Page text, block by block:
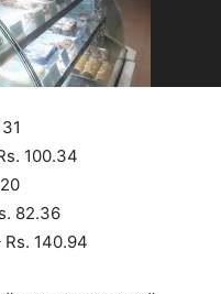
100.34
82.36
140.94